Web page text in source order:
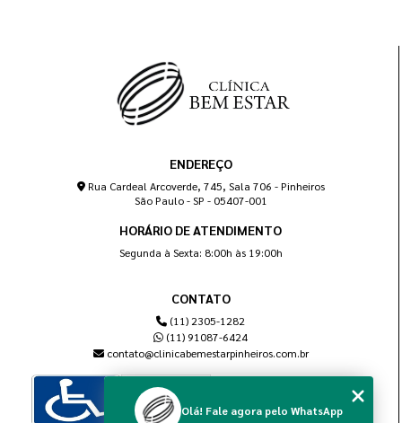
ENDEREÇO
Rua Cardeal Arcoverde, 745, Sala 706 - Pinheiros
São Paulo - SP - 05407-001
HORÁRIO DE ATENDIMENTO
Segunda à Sexta: 8:00h às 19:00h
CONTATO
(11) 2305-1282
(11) 91087-6424
contato@clinicabemestarpinheiros.com.br
Olá! Fale agora pelo WhatsApp